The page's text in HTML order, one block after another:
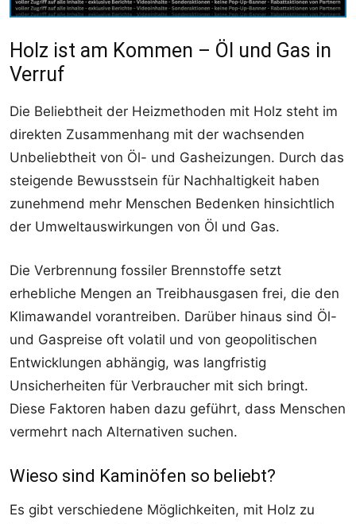
Holz ist am Kommen – Öl und Gas in
Verruf
Die Beliebtheit der Heizmethoden mit Holz steht im
direkten Zusammenhang mit der wachsenden
Unbeliebtheit von Öl- und Gasheizungen. Durch das
steigende Bewusstsein für Nachhaltigkeit haben
zunehmend mehr Menschen Bedenken hinsichtlich
der Umweltauswirkungen von Öl und Gas.
Die Verbrennung fossiler Brennstoffe setzt
erhebliche Mengen an Treibhausgasen frei, die den
Klimawandel vorantreiben. Darüber hinaus sind Öl-
und Gaspreise oft volatil und von geopolitischen
Entwicklungen abhängig, was langfristig
Unsicherheiten für Verbraucher mit sich bringt.
Diese Faktoren haben dazu geführt, dass Menschen
vermehrt nach Alternativen suchen.
Wieso sind Kaminöfen so beliebt?
Es gibt verschiedene Möglichkeiten, mit Holz zu